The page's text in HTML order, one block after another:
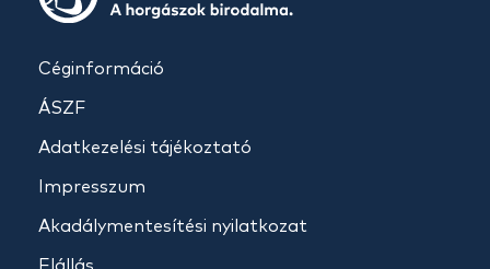
Céginformáció
ÁSZF
Adatkezelési tájékoztató
Impresszum
Akadálymentesítési nyilatkozat
Elállás